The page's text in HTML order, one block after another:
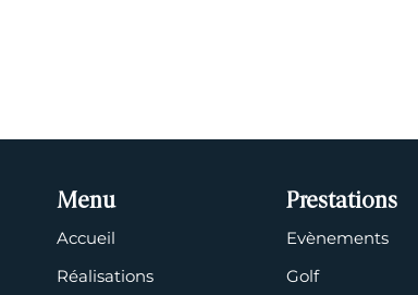
Menu
Accueil
Réalisations
Prestations
Evènements
Golf